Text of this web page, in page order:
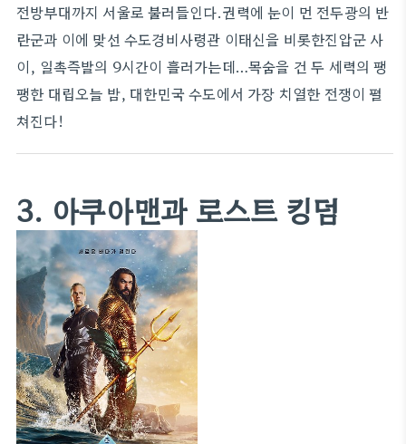
전방부대까지 서울로 불러들인다.권력에 눈이 먼 전두광의 반
란군과 이에 맞선 수도경비사령관 이태신을 비롯한진압군 사
이, 일촉즉발의 9시간이 흘러가는데…목숨을 건 두 세력의 팽
팽한 대립오늘 밤, 대한민국 수도에서 가장 치열한 전쟁이 펼
쳐진다!
3. 아쿠아맨과 로스트 킹덤